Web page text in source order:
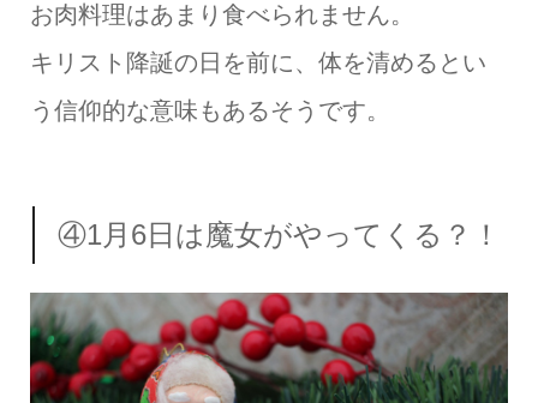
お肉料理はあまり食べられません。
キリスト降誕の日を前に、体を清めるとい
う信仰的な意味もあるそうです。
④1月6日は魔女がやってくる？！